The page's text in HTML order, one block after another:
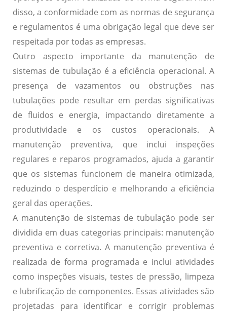
disso, a conformidade com as normas de segurança
e regulamentos é uma obrigação legal que deve ser
respeitada por todas as empresas.
Outro aspecto importante da manutenção de
sistemas de tubulação é a eficiência operacional. A
presença de vazamentos ou obstruções nas
tubulações pode resultar em perdas significativas
de fluidos e energia, impactando diretamente a
produtividade e os custos operacionais. A
manutenção preventiva, que inclui inspeções
regulares e reparos programados, ajuda a garantir
que os sistemas funcionem de maneira otimizada,
reduzindo o desperdício e melhorando a eficiência
geral das operações.
A manutenção de sistemas de tubulação pode ser
dividida em duas categorias principais: manutenção
preventiva e corretiva. A manutenção preventiva é
realizada de forma programada e inclui atividades
como inspeções visuais, testes de pressão, limpeza
e lubrificação de componentes. Essas atividades são
projetadas para identificar e corrigir problemas